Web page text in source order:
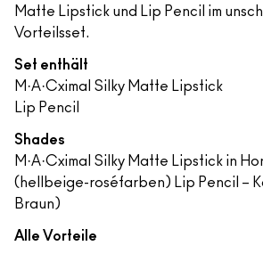
Matte Lipstick und Lip Pencil im
Vorteilsset.
Set enthält
M·A·Cximal Silky Matte Lipstick
Lip Pencil
Shades
M·A·Cximal Silky Matte Lipstick in
(hellbeige-roséfarben) Lip Pencil –
Braun)
Alle Vorteile